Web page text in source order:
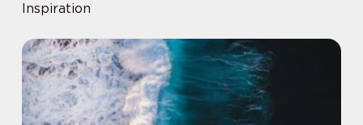
Inspiration